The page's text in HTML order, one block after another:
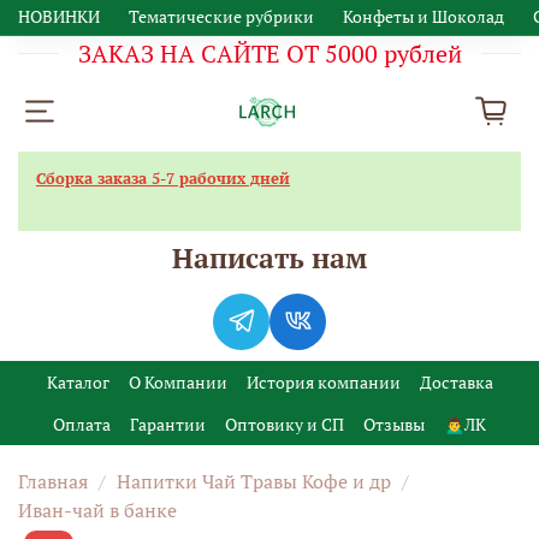
НОВИНКИ Тематические рубрики Конфеты и Шоколад
ЗАКАЗ НА САЙТЕ ОТ 5000 рублей
Каталог О Компании История компании
Доставка
Оплата
Гарантии Оптовику и СП Отзывы 🙍‍♂️ЛК
Главная
Напитки Чай Травы Кофе и др
Иван-чай в банке
Сборка заказа 5-7 рабочих дней
Написать нам